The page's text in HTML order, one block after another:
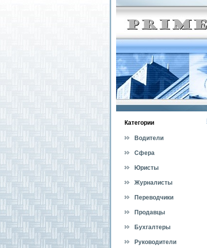
Категοрии
Водители
Сфера
обслуживания
Юристы
Журналисты
Переводчики
Продавцы
Бухгалтеры
Руководители